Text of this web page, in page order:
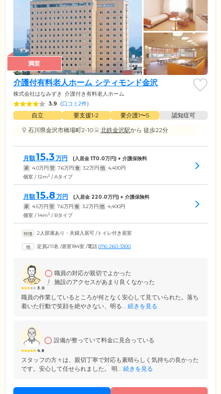
満室
介護付有料老人ホーム シティモンド金沢
株式会社はなみずき 介護付き有料老人ホーム
3.9 (口コミ2件)
自立 要支援1•2 要介護1〜5
認知症可
石川県金沢市橋場町2-10
北鉄金沢駅から 徒歩22分
月額15.3 万円 (入居金170.0万円) + 介護保険料
家 4.0万円 管 7.6万円 食 3.2万円 他 4,400円
個室 / 12m2 / Aタイプ
月額15.8 万円 (入居金 220.0万円) + 介護保険料
家 4.5万円 管 7.6万円 食 3.2万円 他 4,400円
個室 / 14m2 / Bタイプ
2人部屋あり・夫婦入居可 /トイレ付き居室
定員211名 /居室184室 /電話076-260-3300
3.0
職員の対応が親切でよかった
施設のアクセスがあまり良くなかった
職員の作業しているところが何となく安心して見ていられた。落ち
着いた行動で笑顔を絶やさない、明る... 続きを見る
4.8
設備が整っていて料金に見合っている
スタッフの方々は、親切丁寧で対応も素晴らしく気持ちの良かった
です。安心して任せられました。 明... 続きを見る